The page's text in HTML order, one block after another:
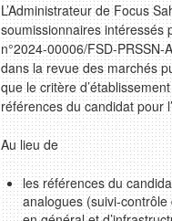
L’Administrateur de Focus
soumissionnaires intéressés
n°2024-00006/FSD-
dans la revue des marchés
que le critère
références du candidat pour
Au lieu de
les références du
analogues (suivi-